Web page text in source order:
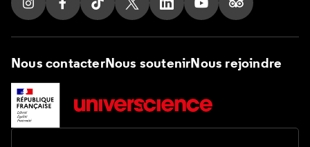
Suivez nous sur Instagram
Suivez nous sur Facebook
Suivez nous sur Tik Tok
Suivez nous sur X
Suivez nous sur LinkedIn
Suivez nous sur
Suivez nous
Nous contacterNous soutenirNous rejoindre